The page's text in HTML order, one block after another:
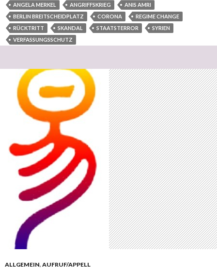
ANGELA MERKEL ANGRIFFSKRIEG
ANIS AMRI
BERLIN BREITSCHEIDPLATZ
CORONA
REGIME CHANGE
RÜCKTRITT
SKANDAL STAATSTERROR
SYRIEN
VERFASSUNGSSCHUTZ
ALLGEMEIN, AUFRUF/APPELL